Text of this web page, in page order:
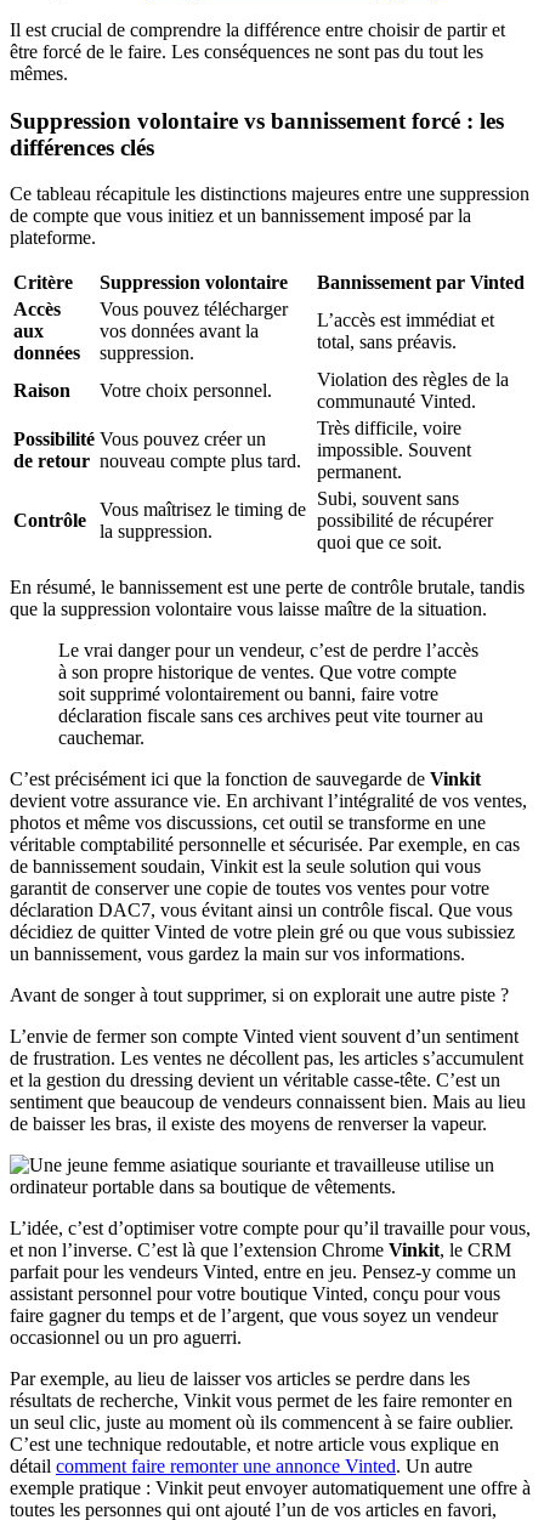
Il est crucial de comprendre la différence entre choisir de partir et
être forcé de le faire. Les conséquences ne sont pas du tout les
mêmes.
Suppression volontaire vs bannissement forcé : les
différences clés
Ce tableau récapitule les distinctions majeures entre une suppression
de compte que vous initiez et un bannissement imposé par la
plateforme.
Critère Suppression volontaire
Bannissement par Vinted
Accès
aux
données
Vous pouvez télécharger
vos données avant la
suppression.
L’accès est immédiat et
total, sans préavis.
Raison Votre choix personnel.
Violation des règles de la
communauté Vinted.
Possibilité
de retour
Vous pouvez créer un
nouveau compte plus tard.
Très difficile, voire
impossible. Souvent
permanent.
Contrôle
Vous maîtrisez le timing de
la suppression.
Subi, souvent sans
possibilité de récupérer
quoi que ce soit.
En résumé, le bannissement est une perte de contrôle brutale, tandis
que la suppression volontaire vous laisse maître de la situation.
Le vrai danger pour un vendeur, c’est de perdre l’accès
à son propre historique de ventes. Que votre compte
soit supprimé volontairement ou banni, faire votre
déclaration fiscale sans ces archives peut vite tourner au
cauchemar.
C’est précisément ici que la fonction de sauvegarde de Vinkit
devient votre assurance vie. En archivant l’intégralité de vos ventes,
photos et même vos discussions, cet outil se transforme en une
véritable comptabilité personnelle et sécurisée. Par exemple, en cas
de bannissement soudain, Vinkit est la seule solution qui vous
garantit de conserver une copie de toutes vos ventes pour votre
déclaration DAC7, vous évitant ainsi un contrôle fiscal. Que vous
décidiez de quitter Vinted de votre plein gré ou que vous subissiez
un bannissement, vous gardez la main sur vos informations.
Avant de songer à tout supprimer, si on explorait une autre piste ?
L’envie de fermer son compte Vinted vient souvent d’un sentiment
de frustration. Les ventes ne décollent pas, les articles s’accumulent
et la gestion du dressing devient un véritable casse-tête. C’est un
sentiment que beaucoup de vendeurs connaissent bien. Mais au lieu
de baisser les bras, il existe des moyens de renverser la vapeur.
L’idée, c’est d’optimiser votre compte pour qu’il travaille pour vous,
et non l’inverse. C’est là que l’extension Chrome Vinkit, le CRM
parfait pour les vendeurs Vinted, entre en jeu. Pensez-y comme un
assistant personnel pour votre boutique Vinted, conçu pour vous
faire gagner du temps et de l’argent, que vous soyez un vendeur
occasionnel ou un pro aguerri.
Par exemple, au lieu de laisser vos articles se perdre dans les
résultats de recherche, Vinkit vous permet de les faire remonter en
un seul clic, juste au moment où ils commencent à se faire oublier.
C’est une technique redoutable, et notre article vous explique en
détail comment faire remonter une annonce Vinted. Un autre
exemple pratique : Vinkit peut envoyer automatiquement une offre à
toutes les personnes qui ont ajouté l’un de vos articles en favori,